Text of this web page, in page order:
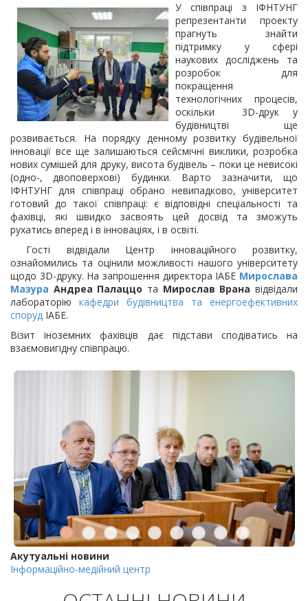
У співпраці з ІФНТУНГ
репрезентанти проекту
прагнуть знайти
підтримку у сфері
наукових досліджень та
розробок для
покращення
технологічних процесів,
оскільки 3D-друк у
будівництві ще
розвивається. На порядку денному розвитку будівельної
інновації все ще залишаються сейсмічні виклики, розробка
нових сумішей для друку, висота будівель – поки це невисокі
(одно-, двоповерхові) будинки. Варто зазначити, що
ІФНТУНГ для співпраці обрано невипадково, університет
готовий до такої співпраці: є відповідні спеціальності та
фахівці, які швидко засвоять цей досвід та зможуть
рухатись вперед і в інноваціях, і в освіті.
Гості відвідали Центр інноваційного розвитку,
ознайомились та оцінили можливості нашого університету
щодо 3D-друку. На запрошення директора ІАБЕ Мирослава
Мазура Андреа Палаццо та Мирослав Врана відвідали
лабораторію кафедри будівництва та енергоефективних
споруд ІАБЕ.
Візит іноземних фахівців дає підстави сподіватись на
взаємовигідну співпрацю.
Акутуальні новини
Інформаційно-медійний центр